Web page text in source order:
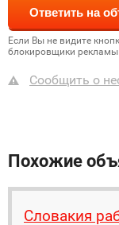
Если Вы не видите
блокировщики рекламы
Сообщить о
Похожие
Словакия